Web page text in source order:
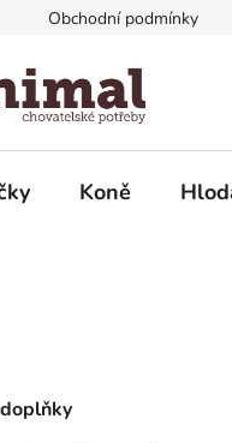
Obchodní podmínky
Koně